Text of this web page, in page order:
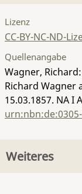
Lizenz
CC-BY-NC-ND-
Quellenangabe
Wagner,
Richard Wagner
15.03.1857. NA I
Weiteres